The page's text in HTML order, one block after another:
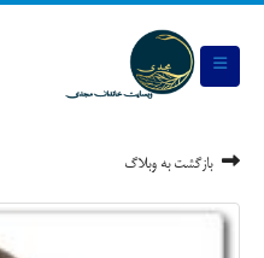
بازگشت به وبلاگ